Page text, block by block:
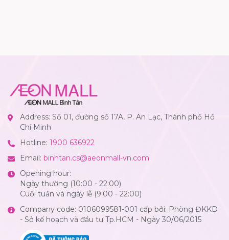
Address: Số 01, đường số 17A, P. An Lạc, Thành phố Hồ
Chí Minh
Hotline: 1900 636922
Email: binhtan.cs@aeonmall-vn.com
Opening hour:
Ngày thường (10:00 - 22:00)
Cuối tuần và ngày lễ (9:00 - 22:00)
Company code: 0106099581-001 cấp bởi: Phòng ĐKKD
- Sở kế hoạch và đầu tư Tp.HCM - Ngày 30/06/2015